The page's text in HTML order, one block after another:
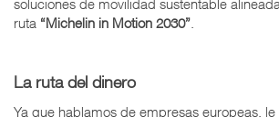
soluciones de movilidad sustentable
ruta “Michelin in Motion 2030”
La ruta del dinero
Ya que hablamos de empresas europeas,